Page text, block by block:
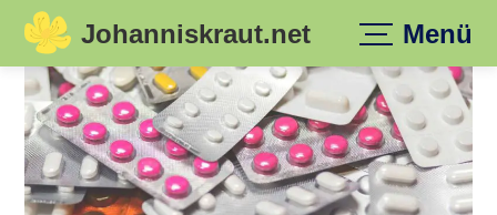
Skip
content
Johanniskraut.net Menü